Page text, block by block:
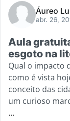
Áureo
abr. 26,
Aula
esgoto na
Qual o impacto
como é vista
conceito das
um curioso
...